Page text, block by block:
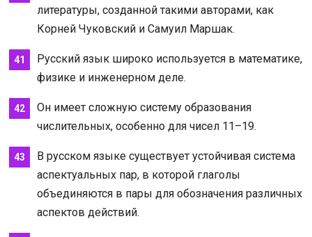
литературы, созданной такими авторами, как
Корней Чуковский и Самуил Маршак.
Русский язык широко используется в математике,
физике и инженерном деле.
Он имеет сложную систему образования
числительных, особенно для чисел 11–19.
В русском языке существует устойчивая система
аспектуальных пар, в которой глаголы
объединяются в пары для обозначения различных
аспектов действий.